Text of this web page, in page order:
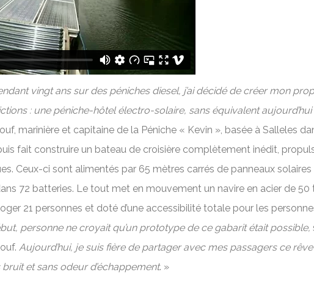
vingt ans sur des péniches diesel, j’ai décidé de créer mon
: une péniche-hôtel électro-solaire, sans équivalent aujourd’hui
marinière et capitaine de la Péniche « Kevin », basée à Salleles
fait construire un bateau de croisière complètement inédit,
Ceux-ci sont alimentés par 65 mètres carrés de panneaux solaires
72 batteries. Le tout met en mouvement un navire en acier de 50
21 personnes et doté d’une accessibilité totale pour les
personne ne croyait qu’un prototype de ce gabarit était possible,
Aujourd’hui, je suis fière de partager avec mes passagers ce
et sans odeur d’échappement. »